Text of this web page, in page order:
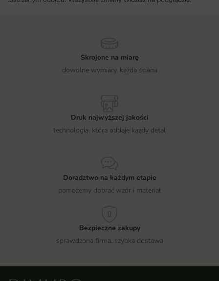
Skrojone na miarę
dowolne wymiary, każda ściana
Druk najwyższej jakości
technologia, która oddaje każdy detal
Doradztwo na każdym etapie
pomożemy dobrać wzór i materiał
Bezpieczne zakupy
sprawdzona firma, szybka dostawa